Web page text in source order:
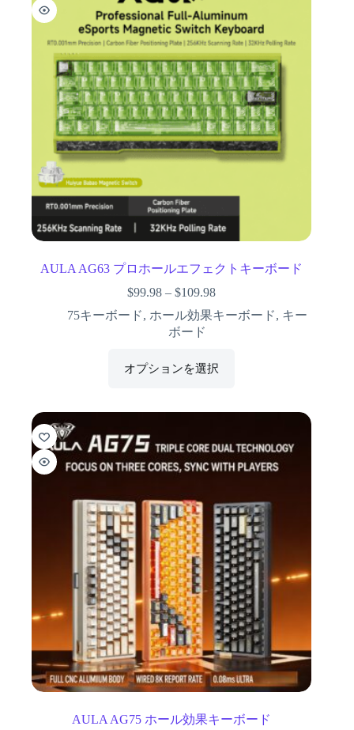
AULA AG63 プロホールエフェクトキーボード
$99.98 –$109.98
75キーボード, ホール効果キーボード, キー
ボード
オプションを選択
AULA AG75 ホール効果キーボード